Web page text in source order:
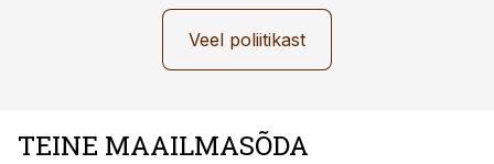
Veel poliitikast
TEINE MAAILMASÕDA